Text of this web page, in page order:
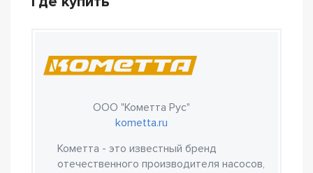
ООО "Кометта Рус"
kometta.ru
Кометта - это известный бренд
отечественного производителя насосов,